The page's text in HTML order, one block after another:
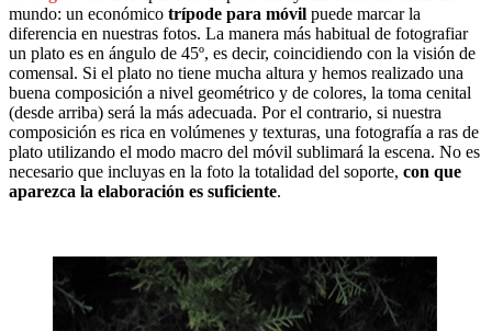
mundo: un económico trípode para móvil puede marcar la
diferencia en nuestras fotos. La manera más habitual de fotografiar
un plato es en ángulo de 45º, es decir, coincidiendo con la visión de
comensal. Si el plato no tiene mucha altura y hemos realizado una
buena composición a nivel geométrico y de colores, la toma cenital
(desde arriba) será la más adecuada. Por el contrario, si nuestra
composición es rica en volúmenes y texturas, una fotografía a ras de
plato utilizando el modo macro del móvil sublimará la escena. No es
necesario que incluyas en la foto la totalidad del soporte, con que
aparezca la elaboración es suficiente.